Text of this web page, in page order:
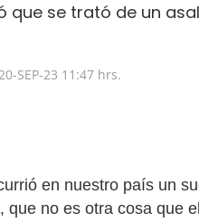
que se trató de un
SEP-23 11:47 hrs.
en nuestro país un
, que no es otra cosa que